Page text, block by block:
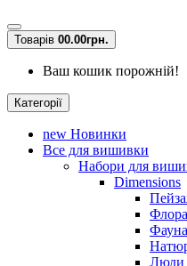
Товарів 00.00грн.
Ваш кошик порожній!
Категорії
new Новинки
Все для вишивки
Набори для
Dimensions
Флора
Фауна
Люди